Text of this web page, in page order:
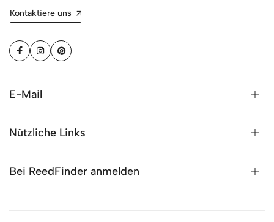
Kontaktiere uns
E-Mail
Nützliche Links
Bei ReedFinder anmelden